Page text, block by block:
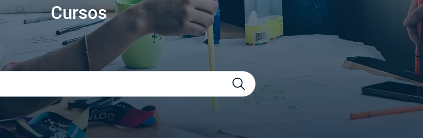
Cursos